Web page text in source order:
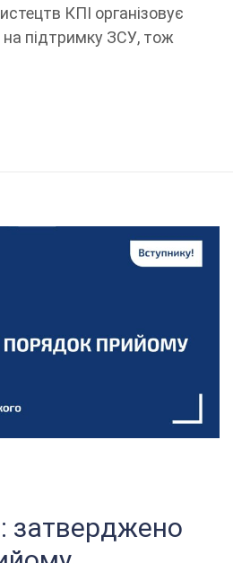
КПІ організовує
на підтримку ЗСУ, тож
затверджено